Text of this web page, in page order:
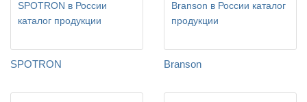
SPOTRON Branson